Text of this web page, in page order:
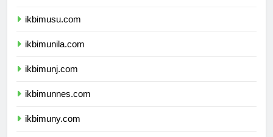
ikbimusu.com
ikbimunila.com
ikbimunj.com
ikbimunnes.com
ikbimuny.com